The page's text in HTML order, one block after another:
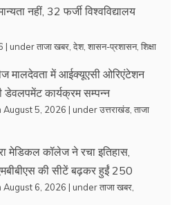
नहीं, 32 फर्जी विश्वविद्यालय
| underताजा खबर देश, शासन-प्रशासन, शिक्षा
मालदेवता में आईक्यूएसी ओरिएंटेशन
डेवलपमेंट कार्यक्रम सम्पन्न
5, 2026 | underउत्तराखंड ताजा
मेडिकल कॉलेज ने रचा इतिहास,
की सीटें बढ़कर हुईं 250
6, 2026 | underताजा खबर